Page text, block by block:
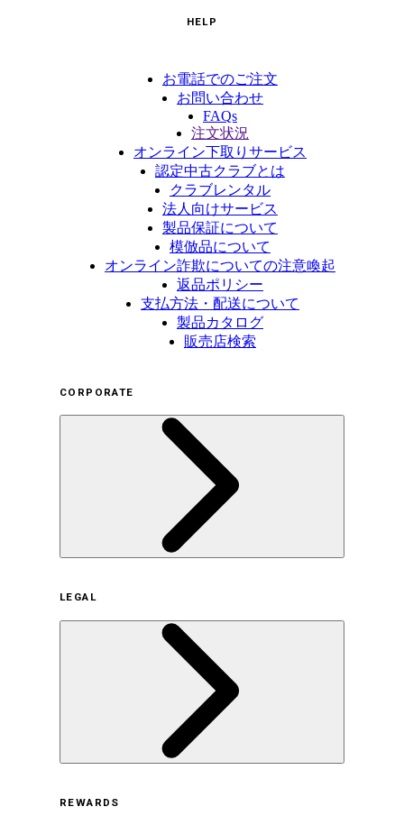
HELP
お電話でのご注文
お問い合わせ
FAQs
注文状況
オンライン下取りサービス
認定中古クラブとは
クラブレンタル
法人向けサービス
製品保証について
模倣品について
オンライン詐欺についての注意喚起
返品ポリシー
支払方法・配送について
製品カタログ
販売店検索
CORPORATE
サステナビリティの取り組み（日本）
サステナビリティの取り組み（米国/英語）
ヒストリー
採用情報
LEGAL
REWARDS